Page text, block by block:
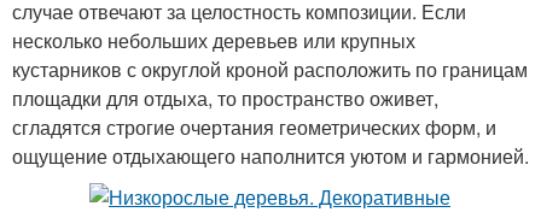
случае отвечают за целостность композиции. Если
несколько небольших деревьев или крупных
кустарников с округлой кроной расположить по границам
площадки для отдыха, то пространство оживет,
сгладятся строгие очертания геометрических форм, и
ощущение отдыхающего наполнится уютом и гармонией.